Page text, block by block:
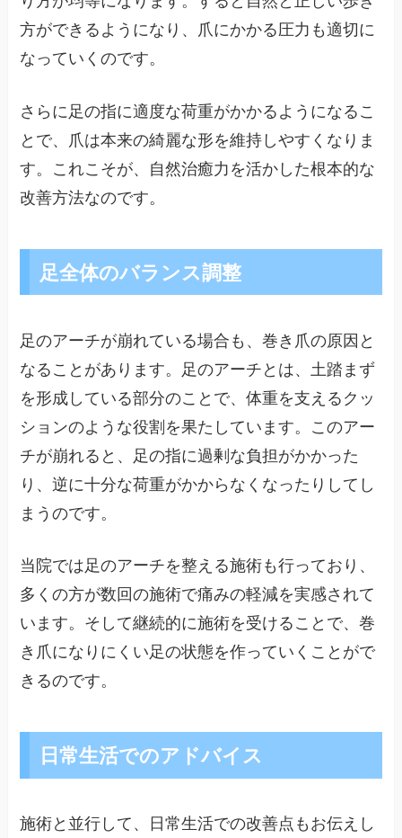
方ができるようになり、爪にかかる圧力も適切に
なっていくのです。
さらに足の指に適度な荷重がかかるようになるこ
とで、爪は本来の綺麗な形を維持しやすくなりま
す。これこそが、自然治癒力を活かした根本的な
改善方法なのです。
足全体のバランス調整
足のアーチが崩れている場合も、巻き爪の原因と
なることがあります。足のアーチとは、土踏まず
を形成している部分のことで、体重を支えるクッ
ションのような役割を果たしています。このアー
チが崩れると、足の指に過剰な負担がかかった
り、逆に十分な荷重がかからなくなったりしてし
まうのです。
当院では足のアーチを整える施術も行っており、
多くの方が数回の施術で痛みの軽減を実感されて
います。そして継続的に施術を受けることで、巻
き爪になりにくい足の状態を作っていくことがで
きるのです。
日常生活でのアドバイス
施術と並行して、日常生活での改善点もお伝えし